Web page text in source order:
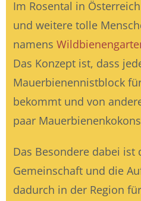
Im Rosental in
und weitere tolle
namens
Das Konzept ist, dass
Mauerbienennistblock
bekommt und von
paar
Das Besondere dabei ist
Gemeinschaft und die
dadurch in der Region